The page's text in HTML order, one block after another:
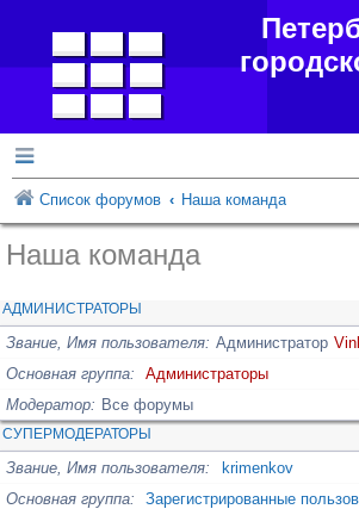
Список форумов Наша команда
Наша команда
АДМИНИСТРАТОРЫ
Звание, Имя пользователя Администратор
Основная группа
Администраторы
Модератор
Все форумы
СУПЕРМОДЕРАТОРЫ
Звание, Имя пользователя
krimenkov
Основная группа
Зарегистрированные